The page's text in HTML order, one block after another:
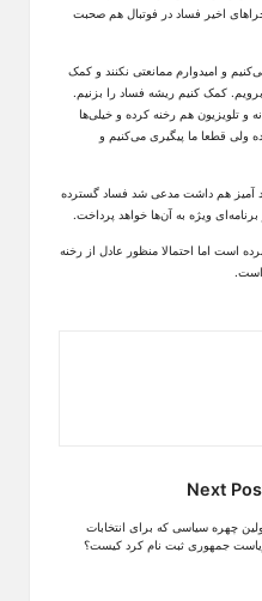
اخیر فساد در فوتبال هم صحبت
و امیدوارم ممانعتی نکنند و کمک
کمک کنیم ریشه فساد را بزنیم.
و تلویزیون هم رخنه کرده و خیلی‌ها
ولی قطعا ما پیگیری می‌کنیم و
آمیز هم داشت مدعی شد فساد گسترده
ویژه به آن‌ها خواهد پرداخت.
است اما احتمالا منظور عادل از رخنه
است.
Next
چهره سیاسی که برای انتخابات
جمهوری ثبت نام کرد کیست؟